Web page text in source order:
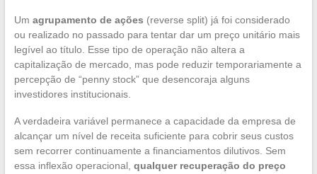
Um agrupamento de ações (reverse split) já foi considerado
ou realizado no passado para tentar dar um preço unitário mais
legível ao título. Esse tipo de operação não altera a
capitalização de mercado, mas pode reduzir temporariamente a
percepção de “penny stock” que desencoraja alguns
investidores institucionais.
A verdadeira variável permanece a capacidade da empresa de
alcançar um nível de receita suficiente para cobrir seus custos
sem recorrer continuamente a financiamentos dilutivos. Sem
essa inflexão operacional, qualquer recuperação do preço